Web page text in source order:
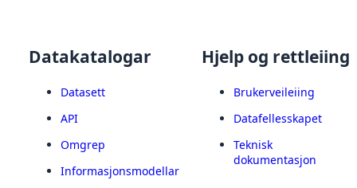
Datakatalogar
Datasett
API
Omgrep
Informasjonsmodellar
Hjelp og rettleiing
Brukerveileiing
Datafellesskapet
Teknisk
dokumentasjon